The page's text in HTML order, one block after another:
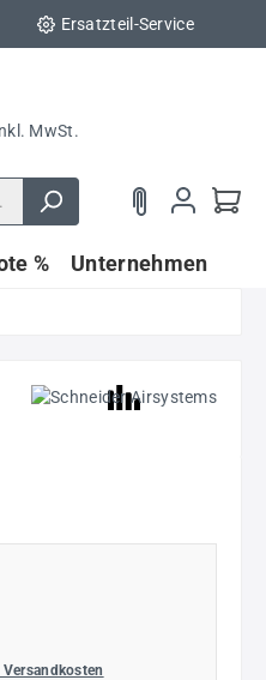
Ersatzteil-Service
MwSt.
% Unternehmen